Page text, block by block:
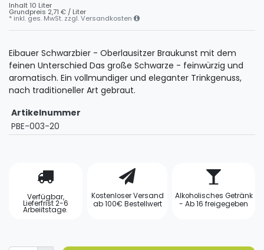
Inhalt10 Liter
Grundpreis 2,71 € / Liter
* inkl. ges. MwSt. zzgl.Versandkosten
Eibauer Schwarzbier - Oberlausitzer Braukunst mit dem
feinen Unterschied Das große Schwarze - feinwürzig und
aromatisch. Ein vollmundiger und eleganter Trinkgenuss,
nach traditioneller Art gebraut.
Artikelnummer
PBE-003-20
Verfügbar,
Lieferfrist 2-6
Arbeiitstage.
Kostenloser Versand
ab 100€ Bestellwert
Alkoholisches Getränk
- Ab 16 freigegeben